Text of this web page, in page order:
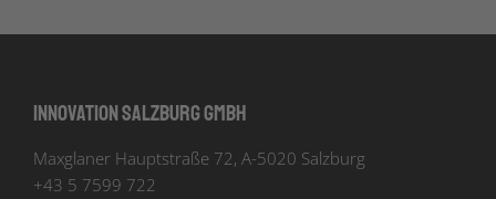
Innovation Salzburg GmbH
Maxglaner Hauptstraße 72, A-5020 Salzburg
+43 5 7599 722